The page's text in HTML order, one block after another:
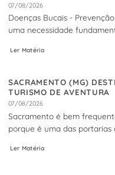
07/08/2026
Doenças Bucais -
uma necessidade
Ler Matéria
SACRAMENTO (MG)
TURISMO DE AVENTURA
07/08/2026
Sacramento é bem
porque é uma das portarias
Ler Matéria